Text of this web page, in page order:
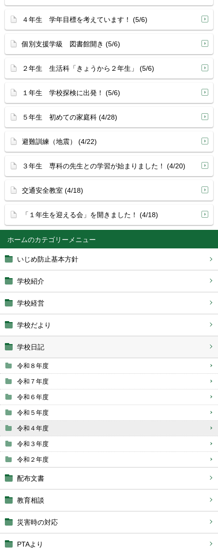
ホーム
いじめ防止基本方針
学校紹介
学校経営
学校だより
学校日記
令和８年度
令和７年度
令和６年度
令和５年度
令和４年度
令和３年度
令和２年度
配布文書
教育相談
災害時の対応
PTAより
４年生 学年目標を考えています！ (5/6)
個別支援学級 図書館開き (5/6)
２年生 生活科「きょうから２年生」 (5/6)
１年生 学校探検に出発！ (5/6)
５年生 初めての家庭科 (4/28)
避難訓練（地震） (4/22)
３年生 専科の先生との学習が始まりました！ (4/20)
交通安全教室 (4/18)
「１年生を迎える会」を開きました！ (4/18)